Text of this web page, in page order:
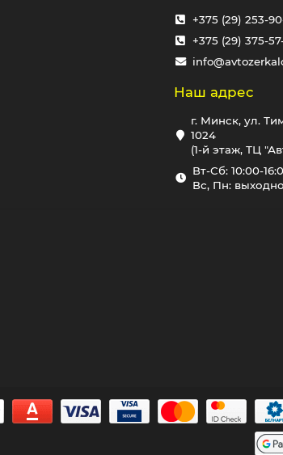
+375 (29) 253-
+375 (29) 375-
Наш адрес
г. Минск, ул.
1024
(1-й этаж, ТЦ
Вт-Сб: 10:00-
Вс, Пн: